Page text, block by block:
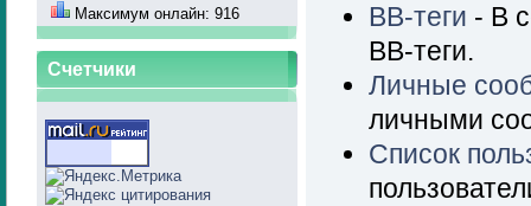
Максимум онлайн: 916
Счетчики
BB-теги - В
BB-теги.
Личные
личными
Список